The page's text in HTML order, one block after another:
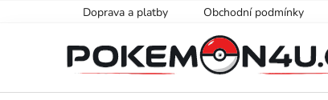
Doprava a platby Obchodní podmínky